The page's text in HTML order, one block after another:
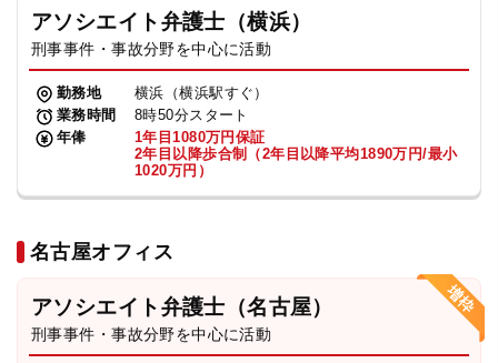
アソシエイト弁護士（横浜）
刑事事件・事故分野を中心に活動
勤務地
横浜（横浜駅すぐ）
業務時間
8時50分スタート
年俸
1年目1080万円保証
2年目以降歩合制（2年目以降平均1890万円/最小
1020万円）
名古屋オフィス
アソシエイト弁護士（名古屋）
刑事事件・事故分野を中心に活動